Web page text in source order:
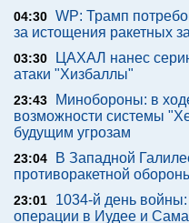
04:30 WP: Трамп
за истощения ракетных
03:30
ЦАХАЛ нанес
атаки "Хизбаллы"
23:43
Минобороны: в
возможности системы
будущим угрозам
23:04
В Западной
противоракетной
23:01
1034-й день
операции в Иудее и